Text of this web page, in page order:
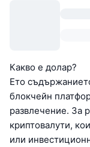
Какво е долар?
Ето
блокчейн
развлечение. За
криптовалути,
или